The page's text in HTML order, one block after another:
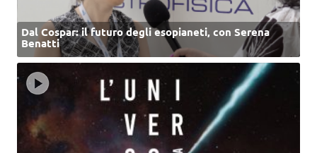
Dal Cospar: il futuro degli esopianeti, con Serena
Benatti